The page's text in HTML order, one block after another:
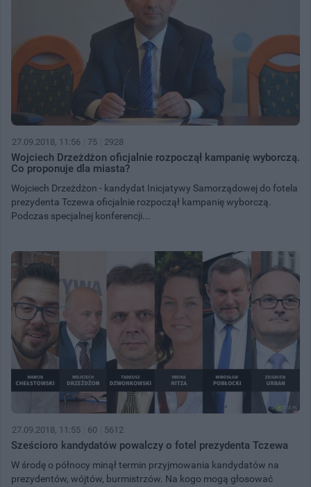
27.09.2018, 11:56 75 2928
Wojciech Drzeżdżon oficjalnie rozpoczął kampanię wyborczą.
Co proponuje dla miasta?
Wojciech Drzeżdżon - kandydat Inicjatywy Samorządowej do fotela
prezydenta Tczewa oficjalnie rozpoczął kampanię wyborczą.
Podczas specjalnej konferencji...
27.09.2018, 11:55 60 5612
Sześcioro kandydatów powalczy o fotel prezydenta Tczewa
W środę o północy minął termin przyjmowania kandydatów na
prezydentów, wójtów, burmistrzów. Na kogo mogą głosować